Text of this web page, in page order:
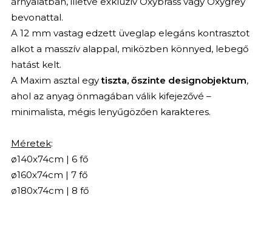
bevonattal.
A 12 mm vastag edzett üveglap elegáns kontrasztot
alkot a masszív alappal, miközben könnyed, lebegő
hatást kelt.
A Maxim asztal egytiszta, őszinte designobjektum,
ahol az anyag önmagában válik kifejezővé –
minimalista, mégis lenyűgözően karakteres.
Méretek:
ø140x74cm | 6 fő
ø160x74cm | 7 fő
ø180x74cm | 8 fő